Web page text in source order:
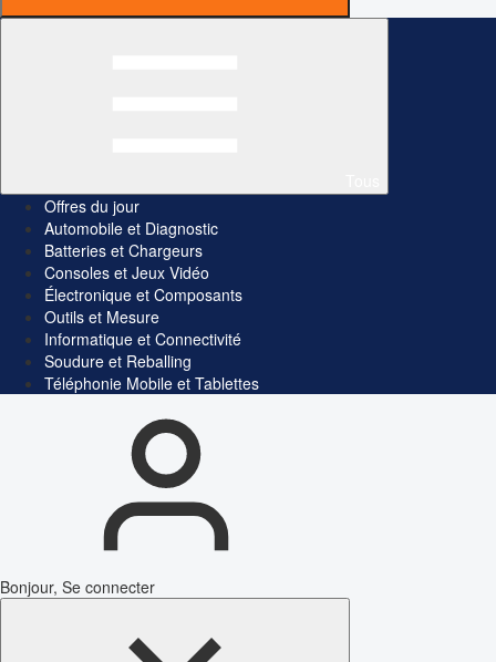
Offres du jour
Automobile et Diagnostic
Batteries et Chargeurs
Consoles et Jeux Vidéo
Électronique et Composants
Outils et Mesure
Informatique et Connectivité
Soudure et Reballing
Téléphonie Mobile et Tablettes
Bonjour, Se connecter